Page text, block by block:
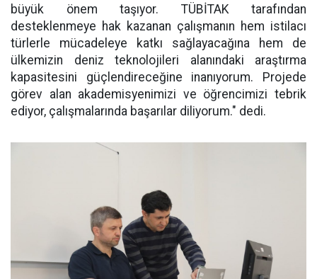
büyük önem taşıyor. TÜBİTAK tarafından
desteklenmeye hak kazanan çalışmanın hem istilacı
türlerle mücadeleye katkı sağlayacağına hem de
ülkemizin deniz teknolojileri alanındaki araştırma
kapasitesini güçlendireceğine inanıyorum. Projede
görev alan akademisyenimizi ve öğrencimizi tebrik
ediyor, çalışmalarında başarılar diliyorum." dedi.